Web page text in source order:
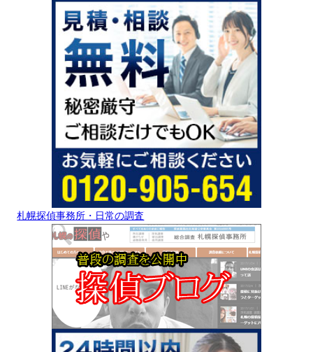
札幌探偵事務所・日常の調査